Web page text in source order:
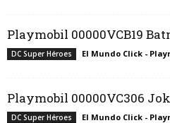
Playmobil 00000VCB19
DC Super Héroes El Mundo Click -
Playmobil 00000VC306
DC Super Héroes El Mundo Click -